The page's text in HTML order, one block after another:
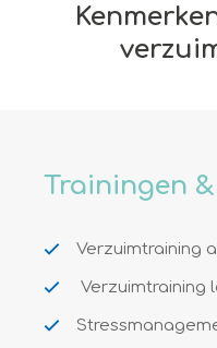
Trainingen
Verzuimtraining
Verzuimtraining